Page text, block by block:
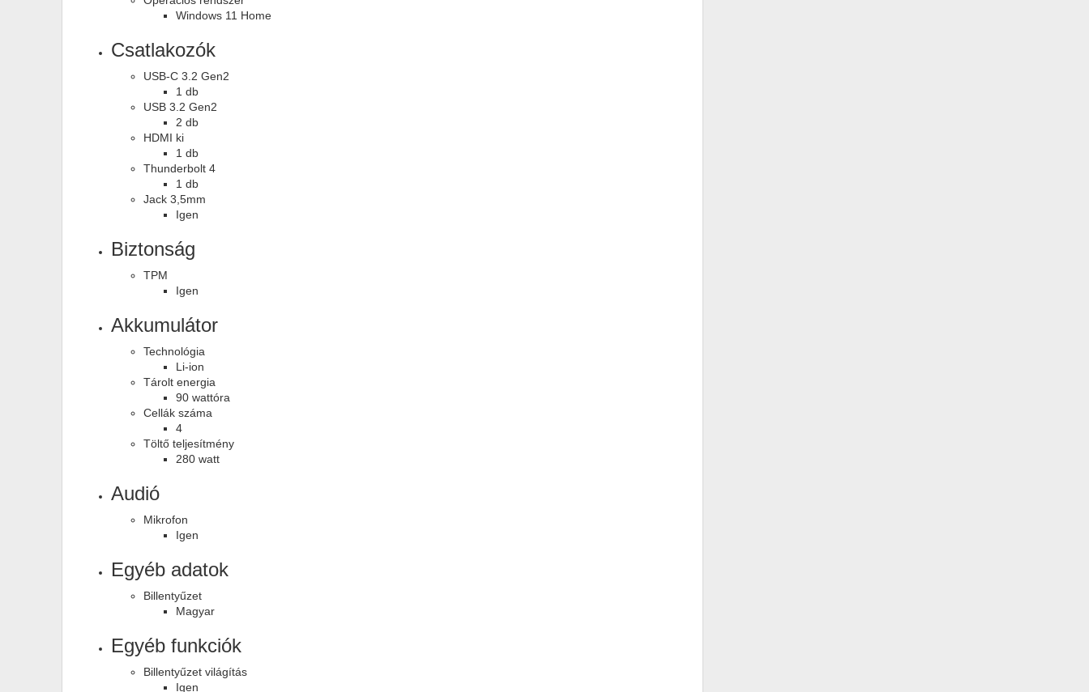
Windows 11 Home
Csatlakozók
USB-C 3.2 Gen2
1 db
USB 3.2 Gen2
2 db
HDMI ki
1 db
Thunderbolt 4
1 db
Jack 3,5mm
Igen
Biztonság
TPM
Igen
Akkumulátor
Technológia
Li-ion
Tárolt energia
90 wattóra
Cellák száma
4
Töltő teljesítmény
280 watt
Audió
Mikrofon
Igen
Egyéb adatok
Billentyűzet
Magyar
Egyéb funkciók
Billentyűzet világítás
Igen